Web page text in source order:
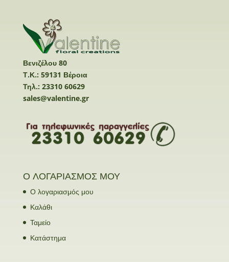
Βενιζέλου 80
Τ.Κ.: 59131 Βέροια
Τηλ.: 23310 60629
sales@valentine.gr
Ο ΛΟΓΑΡΙΑΣΜΟΣ ΜΟΥ
Ο λογαριασμός μου
Καλάθι
Ταμείο
Κατάστημα